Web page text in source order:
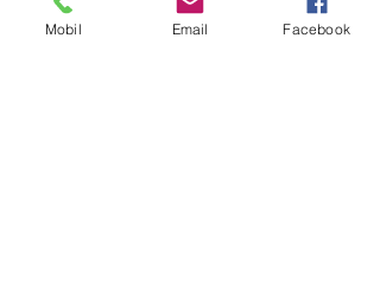
Mobil Email Facebook